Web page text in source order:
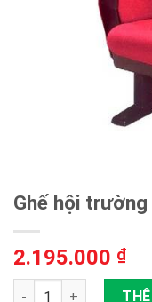
Ghế hội
2.195.000 ₫
Ghế hội trường cao